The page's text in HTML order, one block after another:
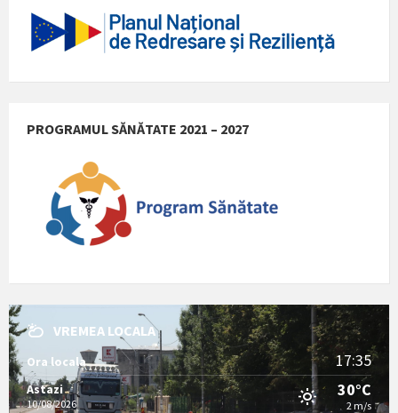
PROGRAMUL SĂNĂTATE 2021 – 2027
VREMEA LOCALA
Ora locala 17:35
Astazi
10/08/2026
30°C
2 m/s